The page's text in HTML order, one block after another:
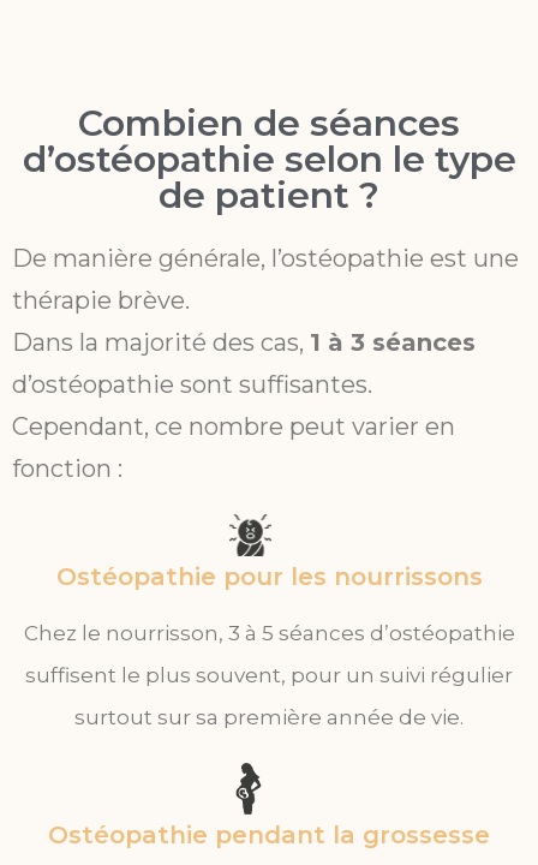
Combien de séances
d’ostéopathie selon le type
de patient ?
De manière générale, l’ostéopathie est une
thérapie brève.
Dans la majorité des cas, 1 à 3 séances
d’ostéopathie sont suffisantes.
Cependant, ce nombre peut varier en
fonction :
Ostéopathie pour les nourrissons
Chez le nourrisson, 3 à 5 séances d’ostéopathie
suffisent le plus souvent, pour un suivi régulier
surtout sur sa première année de vie.
Ostéopathie pendant la grossesse